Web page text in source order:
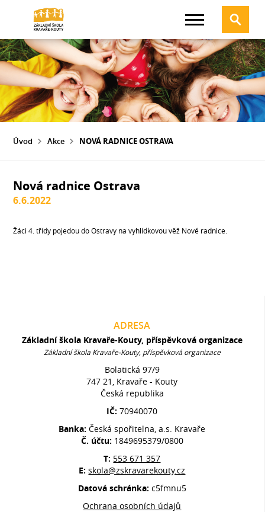
Úvod Akce NOVÁ RADNICE OSTRAVA
Nová radnice Ostrava
6.6.2022
Žáci 4. třídy pojedou do Ostravy na vyhlídkovou věž Nové radnice.
ADRESA
Základní škola Kravaře-Kouty, příspěvková organizace
Základní škola Kravaře-Kouty, příspěvková organizace
Bolatická 97/9
747 21, Kravaře - Kouty
Česká republika
IČ:70940070
Banka:Česká spořitelna, a.s. Kravaře
Č. účtu: 1849695379/0800
T: 553 671 357
E:skola@zskravarekouty.cz
Datová schránka: c5fmnu5
Ochrana osobních údajů